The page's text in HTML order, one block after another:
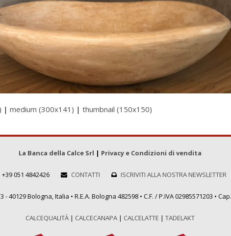
| medium (300x141) | thumbnail (150x150)
La Banca della Calce Srl | Privacy e Condizioni di vendita
+39 051 4842426 CONTATTI ISCRIVITI ALLA NOSTRA NEWSLETTER
40129 Bologna, Italia • R.E.A. Bologna 482598 • C.F. / P.IVA 02985571203 •
CALCEQUALITÀ| CALCECANAPA| CALCELATTE | TADELAKT